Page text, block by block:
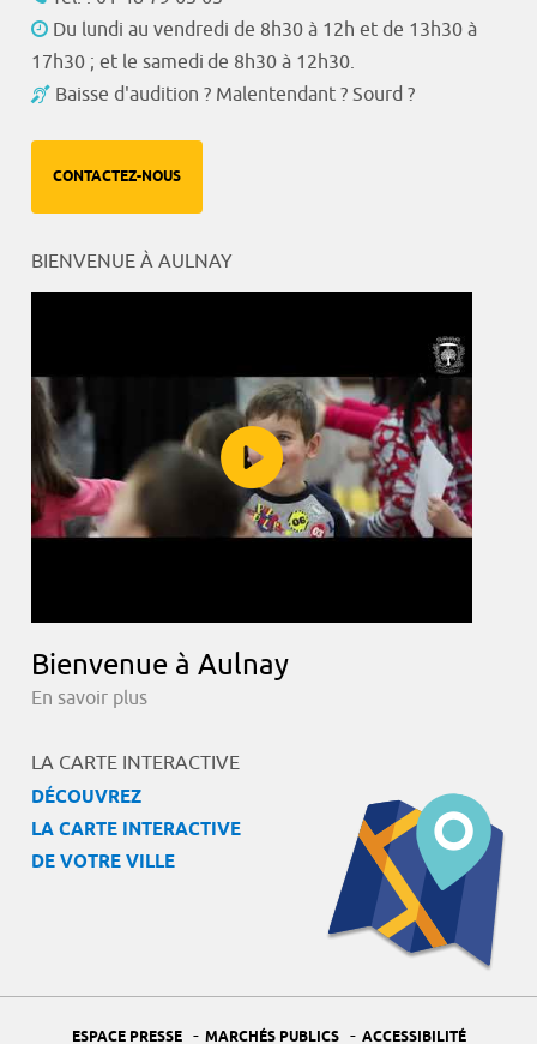
Du lundi au vendredi de 8h30 à 12h et de 13h30 à
17h30 ; et le samedi de 8h30 à 12h30.
Baisse d'audition ? Malentendant ? Sourd ?
CONTACTEZ-NOUS
BIENVENUE À AULNAY
Bienvenue à Aulnay
En savoir plus
LA CARTE INTERACTIVE
DÉCOUVREZ
LA CARTE INTERACTIVE
DE VOTRE VILLE
ESPACE PRESSE - MARCHÉS PUBLICS - ACCESSIBILITÉ